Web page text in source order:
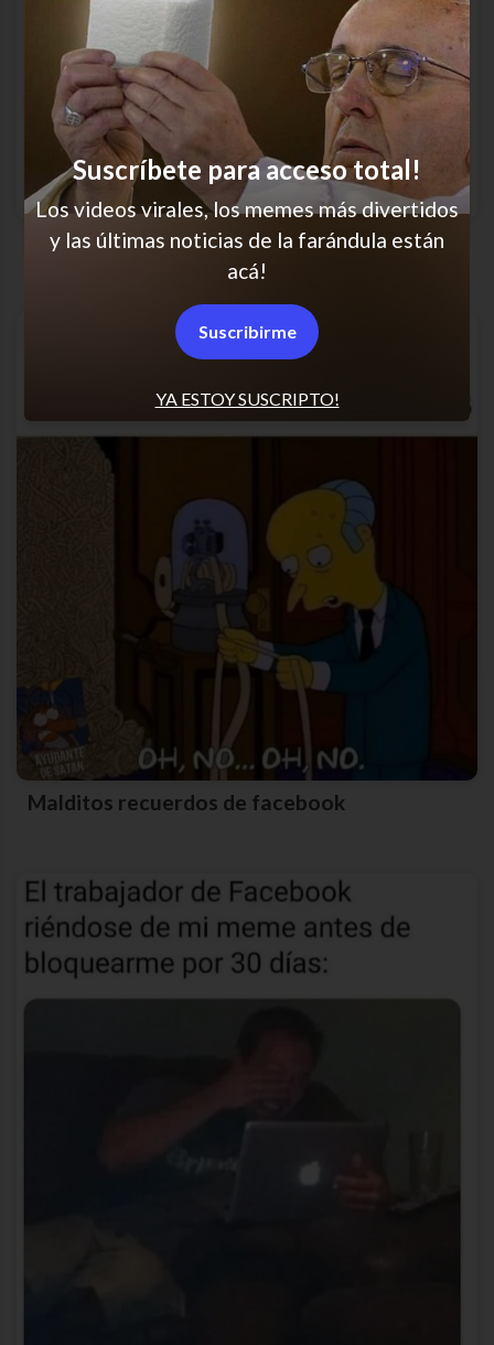
Excelente respuesta
Malditos recuerdos de facebook
YA ESTOY SUSCRIPTO!
Suscríbete para acceso total!
Los videos virales, los memes más divertidos
y las últimas noticias de la farándula están
acá!
Suscribirme